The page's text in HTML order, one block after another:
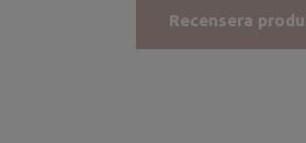
Recensera